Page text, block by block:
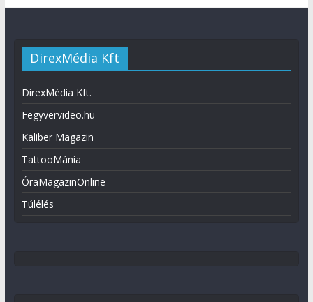
DirexMédia Kft
DirexMédia Kft.
Fegyvervideo.hu
Kaliber Magazin
TattooMánia
ÓraMagazinOnline
Túlélés